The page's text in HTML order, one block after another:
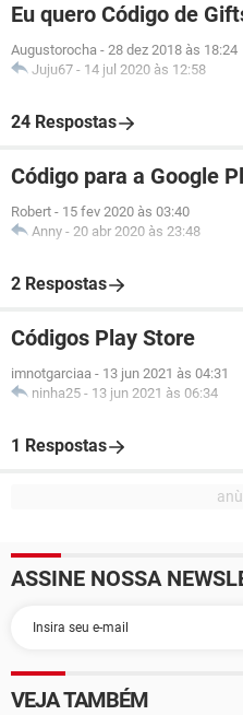
Eu quero Código de
Augustorocha - 28 dez 2018 às 18:24
Juju67 - 14 jul 2020 às 12:58
24 Respostas
Código para a Google
Robert - 15 fev 2020 às 03:40
Anny - 20 abr 2020 às 23:48
2 Respostas
Códigos Play Store
imnotgarciaa - 13 jun 2021 às 04:31
ninha25 - 13 jun 2021 às 06:34
1 Respostas
ASSINE NOSSA
VEJA TAMBÉM